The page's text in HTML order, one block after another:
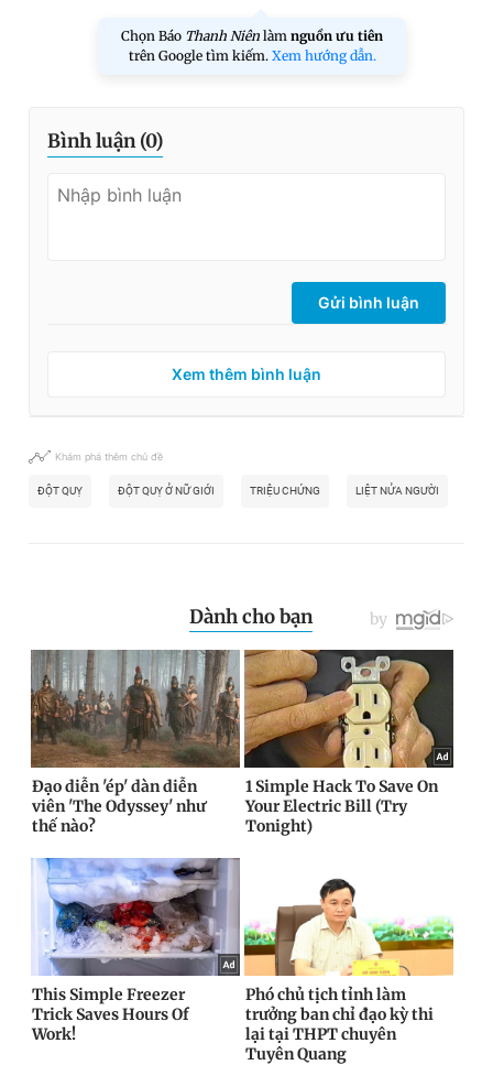
Chọn Báo Thanh Niên làm nguồn ưu tiên
trên Google tìm kiếm. Xem hướng dẫn.
Bình luận (0)
Gửi bình luận
Xem thêm bình luận
Khám phá thêm chủ đề
ĐỘT QUỴ ĐỘT QUỴ Ở NỮ GIỚI TRIỆU CHỨNG LIỆT NỬA NGƯỜI